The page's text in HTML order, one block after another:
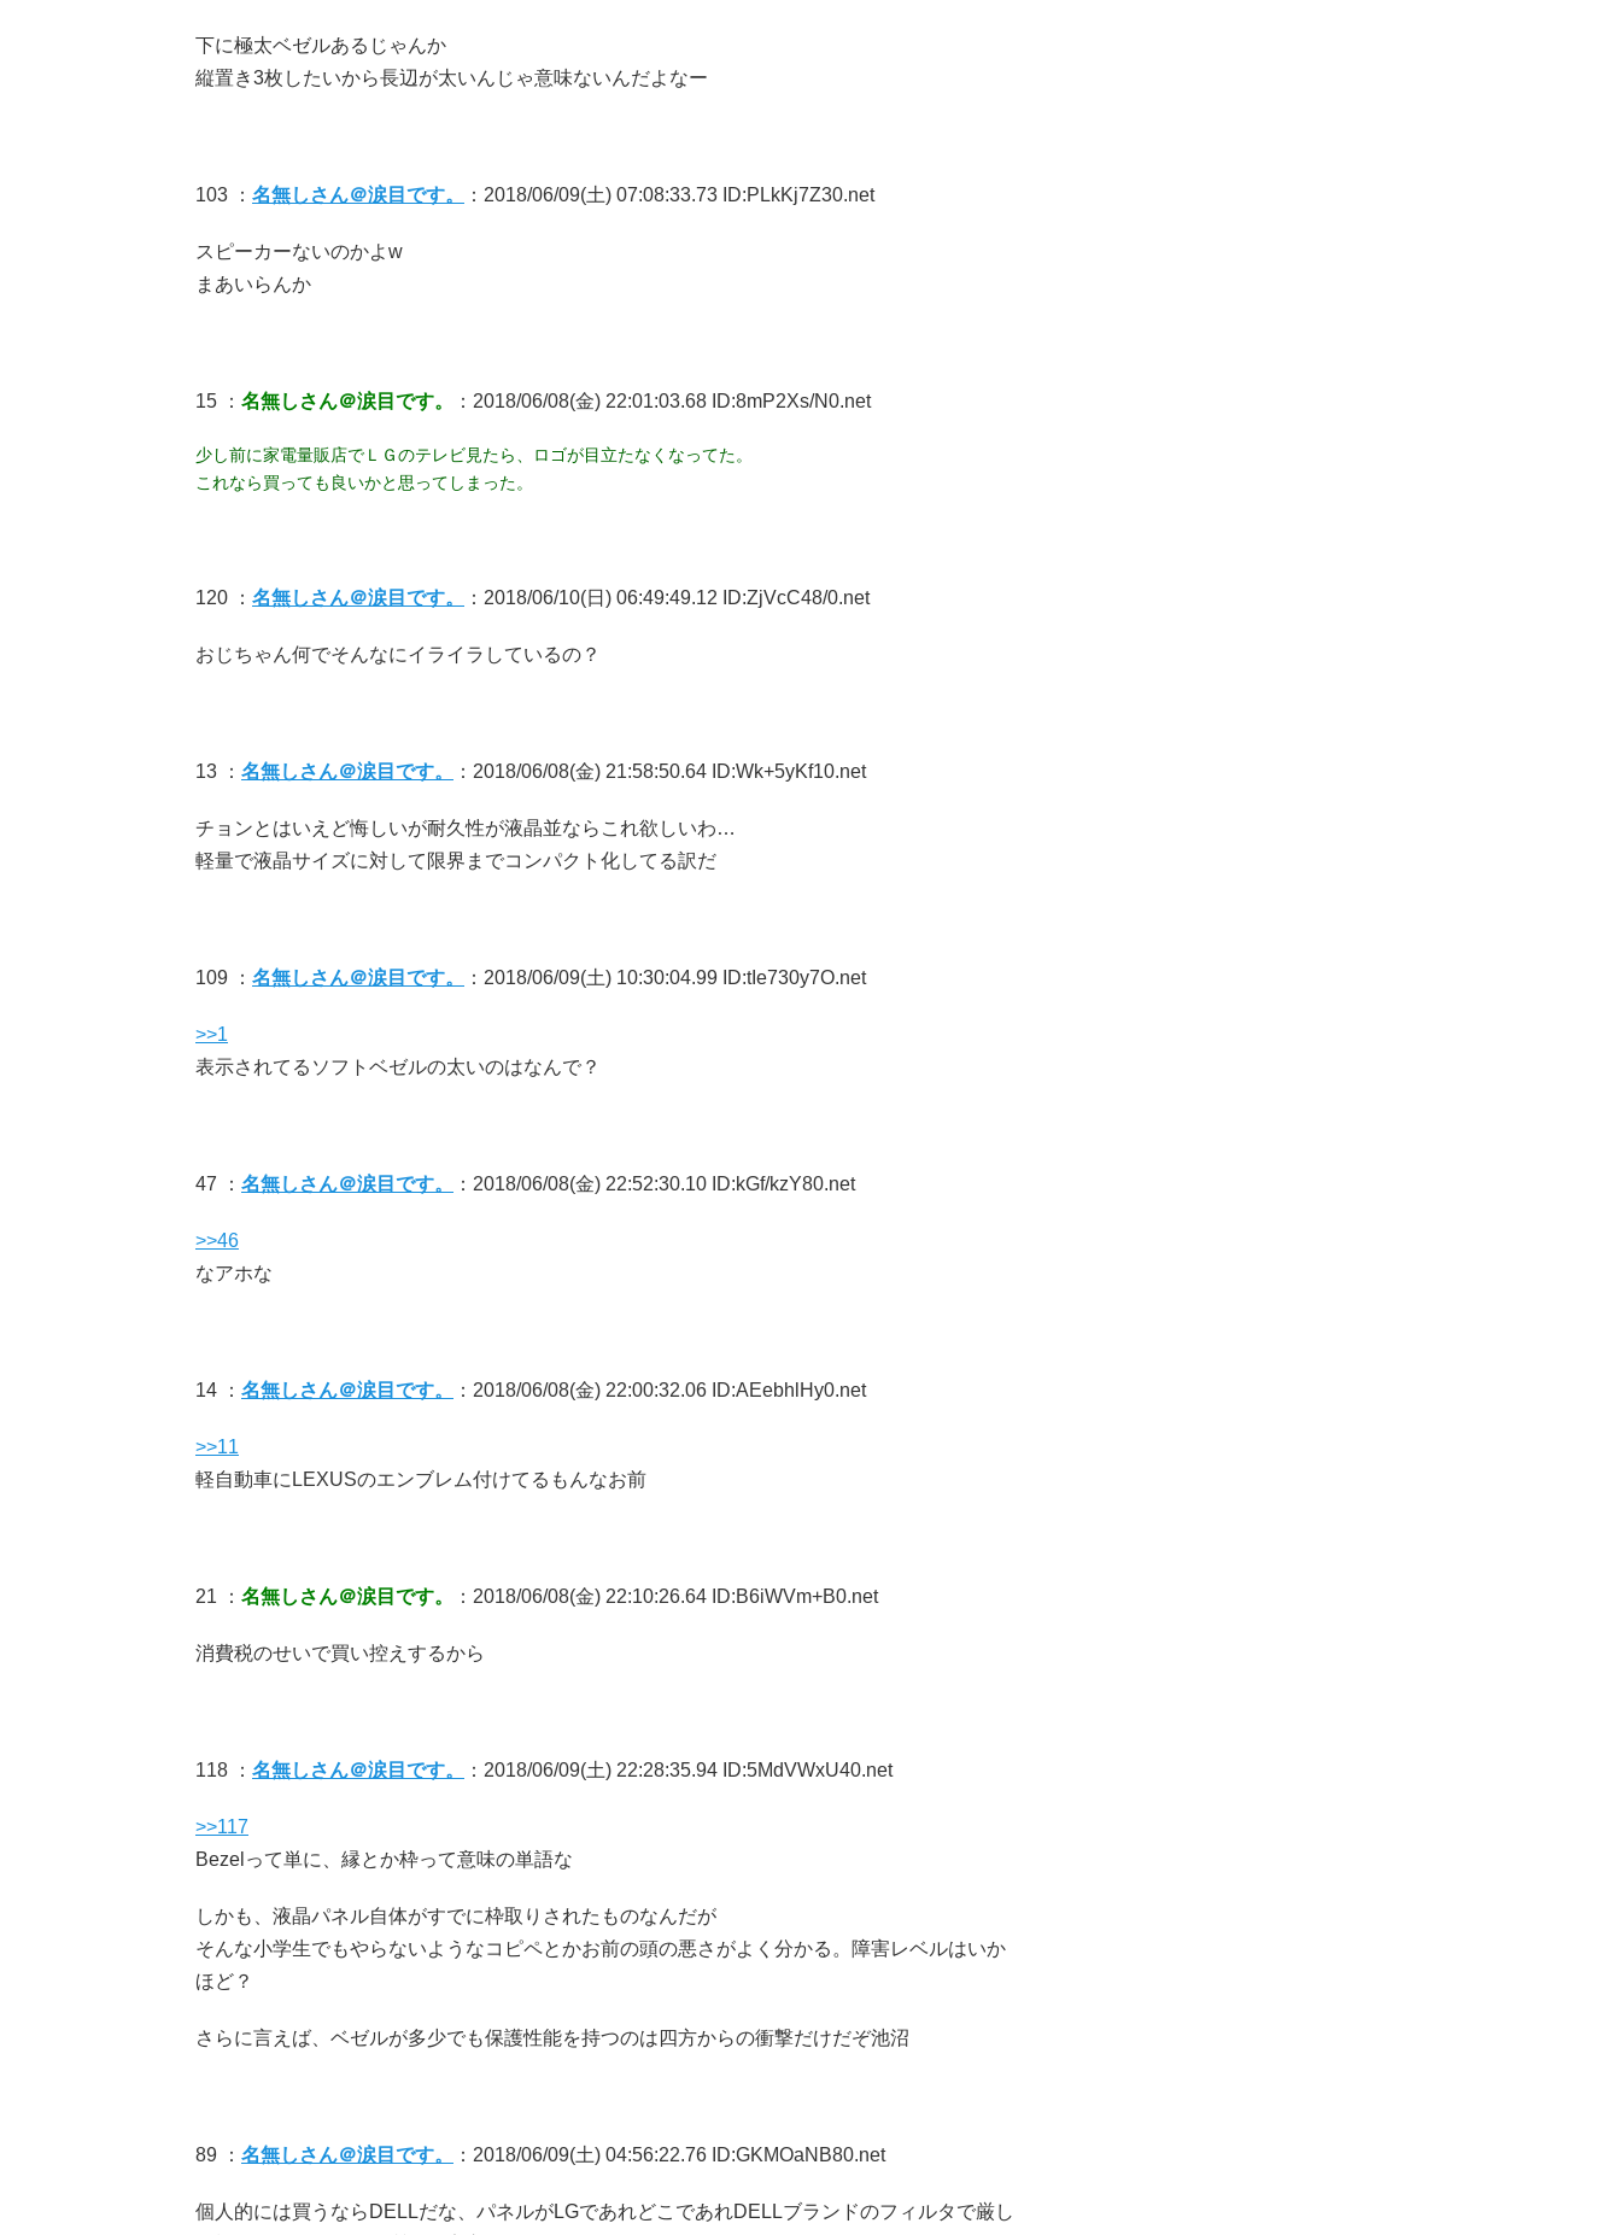
下に極太ベゼルあるじゃんか
縦置き3枚したいから長辺が太いんじゃ意味ないんだよなー
103 ： 名無しさん＠涙目です。 ：2018/06/09(土) 07:08:33.73 ID:PLkKj7Z30.net
スピーカーないのかよw
まあいらんか
15 ： 名無しさん＠涙目です。 ：2018/06/08(金) 22:01:03.68 ID:8mP2Xs/N0.net
少し前に家電量販店でＬＧのテレビ見たら、ロゴが目立たなくなってた。
これなら買っても良いかと思ってしまった。
120 ： 名無しさん＠涙目です。 ：2018/06/10(日) 06:49:49.12 ID:ZjVcC48/0.net
おじちゃん何でそんなにイライラしているの？
13 ： 名無しさん＠涙目です。 ：2018/06/08(金) 21:58:50.64 ID:Wk+5yKf10.net
チョンとはいえど悔しいが耐久性が液晶並ならこれ欲しいわ…
軽量で液晶サイズに対して限界までコンパクト化してる訳だ
109 ： 名無しさん＠涙目です。 ：2018/06/09(土) 10:30:04.99 ID:tIe730y7O.net
>>1
表示されてるソフトベゼルの太いのはなんで？
47 ： 名無しさん＠涙目です。 ：2018/06/08(金) 22:52:30.10 ID:kGf/kzY80.net
>>46
なアホな
14 ： 名無しさん＠涙目です。 ：2018/06/08(金) 22:00:32.06 ID:AEebhlHy0.net
>>11
軽自動車にLEXUSのエンブレム付けてるもんなお前
21 ： 名無しさん＠涙目です。 ：2018/06/08(金) 22:10:26.64 ID:B6iWVm+B0.net
消費税のせいで買い控えするから
118 ： 名無しさん＠涙目です。 ：2018/06/09(土) 22:28:35.94 ID:5MdVWxU40.net
>>117
Bezelって単に、縁とか枠って意味の単語な
しかも、液晶パネル自体がすでに枠取りされたものなんだが
そんな小学生でもやらないようなコピペとかお前の頭の悪さがよく分かる。障害レベルはいか
ほど？
さらに言えば、ベゼルが多少でも保護性能を持つのは四方からの衝撃だけだぞ池沼
89 ： 名無しさん＠涙目です。 ：2018/06/09(土) 04:56:22.76 ID:GKMOaNB80.net
個人的には買うならDELLだな、パネルがLGであれどこであれDELLブランドのフィルタで厳し